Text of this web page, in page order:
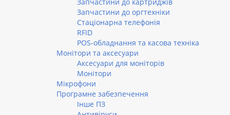
Запчастини до оргтехніки
Стаціонарна телефонія
RFID
POS-обладнання та касова техніка
Монітори та аксесуари
Аксесуари для моніторів
Монітори
Мікрофони
Програмне забезпечення
Інше ПЗ